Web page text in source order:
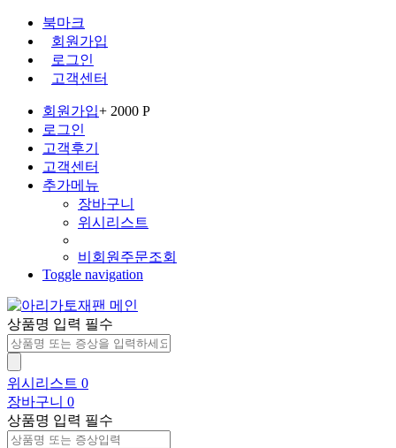
북마크
회원가입
로그인
고객센터
회원가입+ 2000 P
로그인
고객후기
고객센터
추가메뉴
장바구니
위시리스트
비회원주문조회
Toggle navigation
상품명 입력 필수
위시리스트 0
장바구니 0
상품명 입력 필수